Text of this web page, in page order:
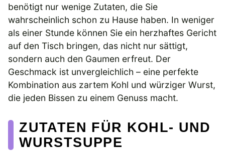
benötigt nur wenige Zutaten, die Sie
wahrscheinlich schon zu Hause haben. In weniger
als einer Stunde können Sie ein herzhaftes Gericht
auf den Tisch bringen, das nicht nur sättigt,
sondern auch den Gaumen erfreut. Der
Geschmack ist unvergleichlich – eine perfekte
Kombination aus zartem Kohl und würziger Wurst,
die jeden Bissen zu einem Genuss macht.
ZUTATEN FÜR KOHL- UND
WURSTSUPPE